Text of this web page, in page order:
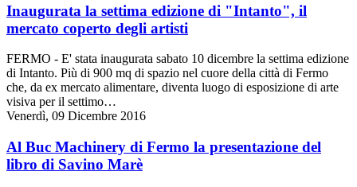
Inaugurata la settima edizione di "Intanto", il
mercato coperto degli artisti
FERMO - E' stata inaugurata sabato 10 dicembre la settima edizione
di Intanto. Più di 900 mq di spazio nel cuore della città di Fermo
che, da ex mercato alimentare, diventa luogo di esposizione di arte
visiva per il settimo…
Venerdì, 09 Dicembre 2016
Al Buc Machinery di Fermo la presentazione del
libro di Savino Marè